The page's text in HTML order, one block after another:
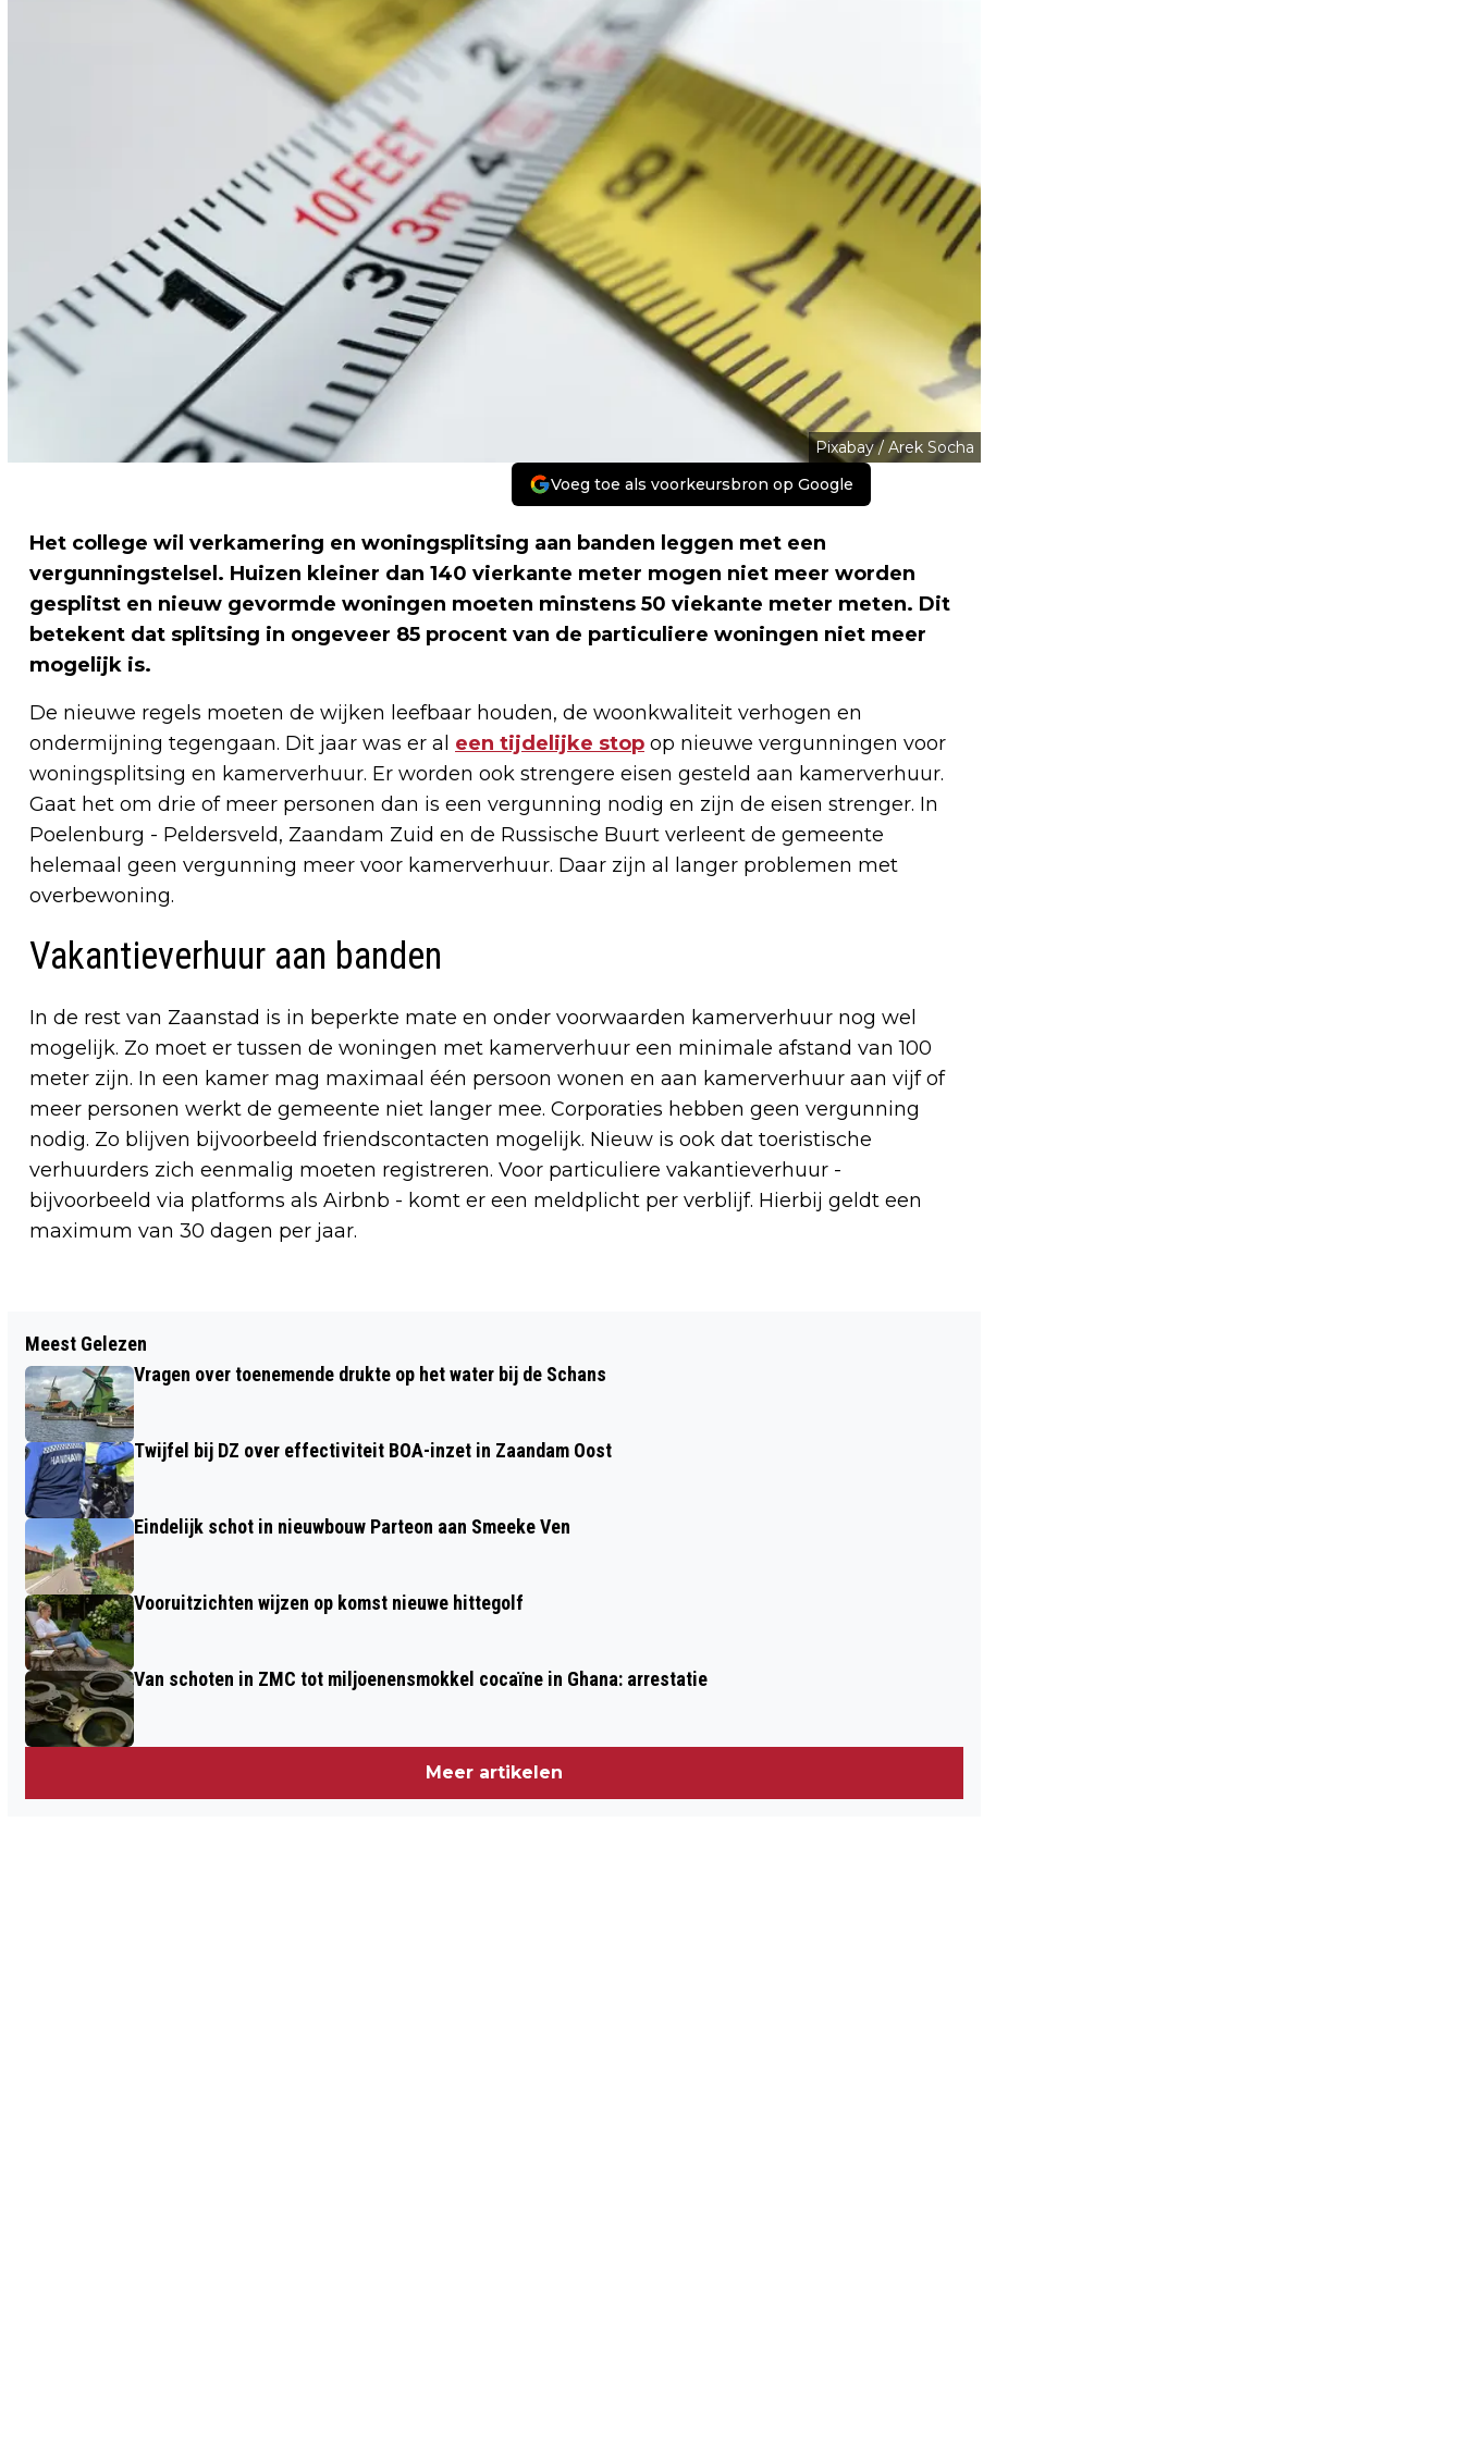
Pixabay / Arek Socha
Voeg toe als voorkeursbron op Google
Het college wil verkamering en woningsplitsing aan banden leggen met een
vergunningstelsel. Huizen kleiner dan 140 vierkante meter mogen niet meer worden
gesplitst en nieuw gevormde woningen moeten minstens 50 viekante meter meten. Dit
betekent dat splitsing in ongeveer 85 procent van de particuliere woningen niet meer
mogelijk is.
De nieuwe regels moeten de wijken leefbaar houden, de woonkwaliteit verhogen en
ondermijning tegengaan. Dit jaar was er al een tijdelijke stop op nieuwe vergunningen voor
woningsplitsing en kamerverhuur. Er worden ook strengere eisen gesteld aan kamerverhuur.
Gaat het om drie of meer personen dan is een vergunning nodig en zijn de eisen strenger. In
Poelenburg - Peldersveld, Zaandam Zuid en de Russische Buurt verleent de gemeente
helemaal geen vergunning meer voor kamerverhuur. Daar zijn al langer problemen met
overbewoning.
Vakantieverhuur aan banden
In de rest van Zaanstad is in beperkte mate en onder voorwaarden kamerverhuur nog wel
mogelijk. Zo moet er tussen de woningen met kamerverhuur een minimale afstand van 100
meter zijn. In een kamer mag maximaal één persoon wonen en aan kamerverhuur aan vijf of
meer personen werkt de gemeente niet langer mee. Corporaties hebben geen vergunning
nodig. Zo blijven bijvoorbeeld friendscontacten mogelijk. Nieuw is ook dat toeristische
verhuurders zich eenmalig moeten registreren. Voor particuliere vakantieverhuur -
bijvoorbeeld via platforms als Airbnb - komt er een meldplicht per verblijf. Hierbij geldt een
maximum van 30 dagen per jaar.
HOOP GERICHT OP SNELLE ONTHEFFING
BROEDENDE MUSSEN ZEEHELDENBUURT
VERKEERSRUZIE IN ASSENDELFT?
Meest Gelezen
Vragen over toenemende drukte op het water bij de Schans
Twijfel bij DZ over effectiviteit BOA-inzet in Zaandam Oost
Eindelijk schot in nieuwbouw Parteon aan Smeeke Ven
Vooruitzichten wijzen op komst nieuwe hittegolf
Van schoten in ZMC tot miljoenensmokkel cocaïne in Ghana: arrestatie
Meer artikelen